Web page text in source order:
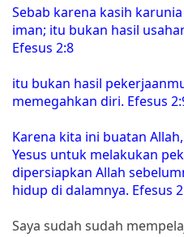
Sebab karena kasih
iman; itu bukan hasil
Efesus 2:8
itu bukan hasil
memegahkan diri. Efesus
Karena kita ini buatan
Yesus untuk melakukan
dipersiapkan Allah
hidup di dalamnya. Efesus
Saya sudah sudah